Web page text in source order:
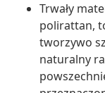
Trwały
polirattan,
tworzywo
naturalny